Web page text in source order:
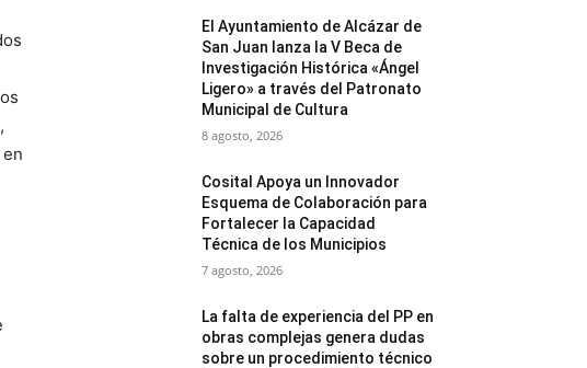
El Ayuntamiento de Alcázar de
San Juan lanza la V Beca de
Investigación Histórica «Ángel
Ligero» a través del Patronato
Municipal de Cultura
8 agosto, 2026
Cosital Apoya un Innovador
Esquema de Colaboración para
Fortalecer la Capacidad
Técnica de los Municipios
7 agosto, 2026
La falta de experiencia del PP en
obras complejas genera dudas
sobre un procedimiento técnico